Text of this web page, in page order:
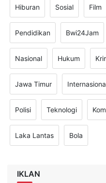
Hiburan Sosial Film
Pendidikan Bwi24Jam
Nasional Hukum
Jawa Timur
Polisi Teknologi
Laka Lantas Bola
IKLAN